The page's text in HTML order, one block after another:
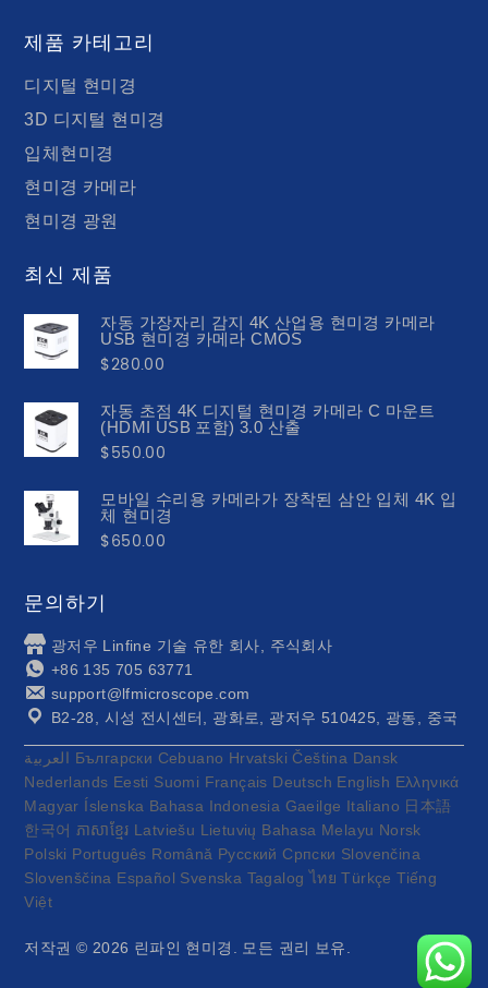
제품 카테고리
디지털 현미경
3D 디지털 현미경
입체현미경
현미경 카메라
현미경 광원
최신 제품
자동 가장자리 감지 4K 산업용 현미경 카메라
USB 현미경 카메라 CMOS
$280.00
자동 초점 4K 디지털 현미경 카메라 C 마운트
(HDMI USB 포함) 3.0 산출
$550.00
모바일 수리용 카메라가 장착된 삼안 입체 4K 입
체 현미경
$650.00
문의하기
광저우 Linfine 기술 유한 회사, 주식회사
+86 135 705 63771
support@lfmicroscope.com
B2-28, 시성 전시센터, 광화로, 광저우 510425, 광동, 중국
العربية Български Cebuano Hrvatski Čeština Dansk
Nederlands Eesti Suomi Français Deutsch English Ελληνικά
Magyar Íslenska Bahasa Indonesia Gaeilge Italiano 日本語
한국어 ភាសាខ្មែរ Latviešu Lietuvių Bahasa Melayu Norsk
Polski Português Română Русский Српски Slovenčina
Slovenščina Español Svenska Tagalog ไทย Türkçe Tiếng
Việt
저작권 © 2026 린파인 현미경 . 모든 권리 보유.